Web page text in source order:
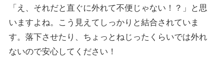
「え、それだと直ぐに外れて不便じゃない！？」と思
いますよね。こう見えてしっかりと結合されていま
す。落下させたり、ちょっとねじったくらいでは外れ
ないので安心してください！